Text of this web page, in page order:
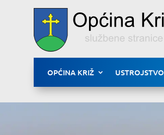
OPĆINA KRIŽ USTROJSTVO